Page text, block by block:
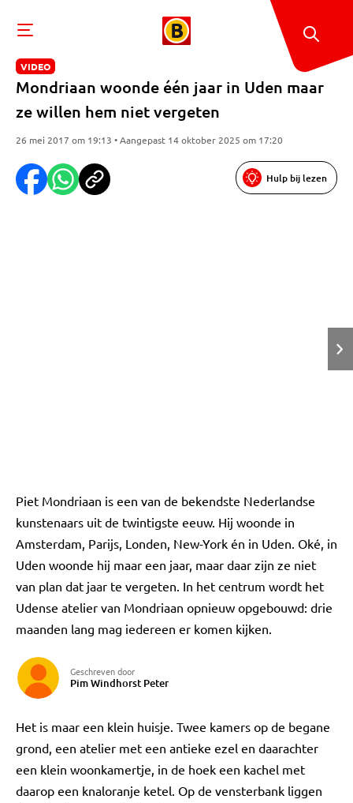
VIDEO
Mondriaan woonde één jaar in Uden maar
ze willen hem niet vergeten
26 mei 2017 om 19:13 • Aangepast 14 oktober 2025 om 17:20
Hulp bij lezen
Piet Mondriaan is een van de bekendste Nederlandse
kunstenaars uit de twintigste eeuw. Hij woonde in
Amsterdam, Parijs, Londen, New-York én in Uden. Oké, in
Uden woonde hij maar een jaar, maar daar zijn ze niet
van plan dat jaar te vergeten. In het centrum wordt het
Udense atelier van Mondriaan opnieuw opgebouwd: drie
maanden lang mag iedereen er komen kijken.
Geschreven door
Pim Windhorst Peter
Het is maar een klein huisje. Twee kamers op de begane
grond, een atelier met een antieke ezel en daarachter
een klein woonkamertje, in de hoek een kachel met
daarop een knaloranje ketel. Op de vensterbank liggen